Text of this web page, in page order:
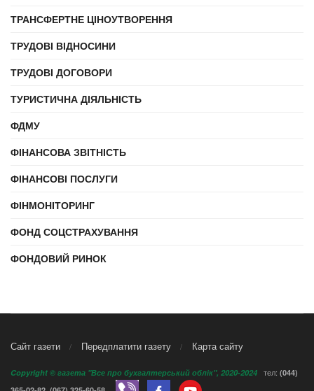
ТРАНСФЕРТНЕ ЦІНОУТВОРЕННЯ
ТРУДОВІ ВІДНОСИНИ
ТРУДОВІ ДОГОВОРИ
ТУРИСТИЧНА ДІЯЛЬНІСТЬ
ФДМУ
ФІНАНСОВА ЗВІТНІСТЬ
ФІНАНСОВІ ПОСЛУГИ
ФІНМОНІТОРИНГ
ФОНД СОЦСТРАХУВАННЯ
ФОНДОВИЙ РИНОК
Сайт газети Передплатити газету Карта сайту
Copyright © газета "Все про бухгалтерський облік", 2020-2024 тел: (044)